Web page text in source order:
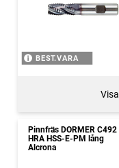
BEST.VARA
Visa
Pinnfräs DORMER C492
HRA HSS-E-PM lång
Alcrona